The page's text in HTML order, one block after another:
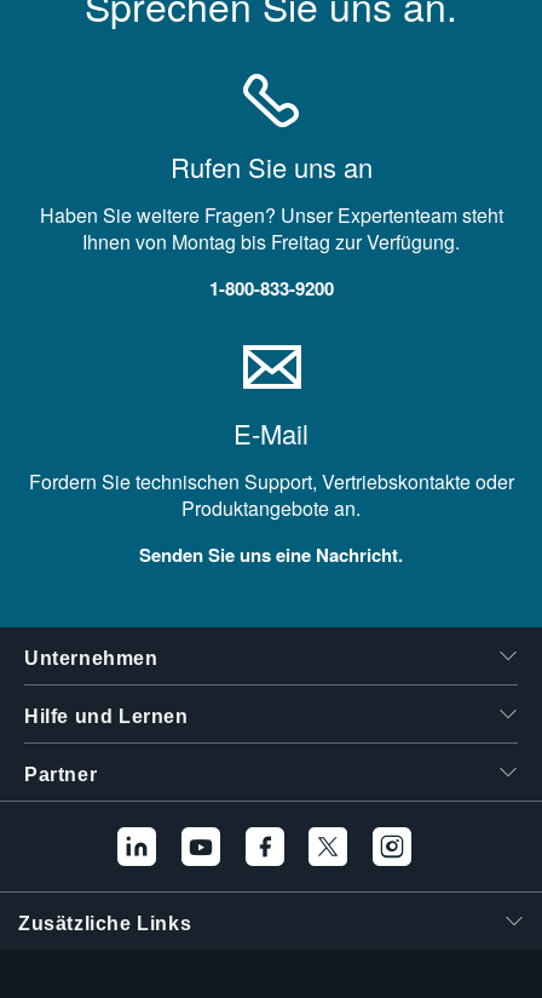
Rufen Sie uns an
Haben Sie weitere Fragen? Unser Expertenteam steht
Ihnen von Montag bis Freitag zur Verfügung.
1-800-833-9200
E-Mail
Fordern Sie technischen Support, Vertriebskontakte oder
Produktangebote an.
Senden Sie uns eine Nachricht.
Unternehmen
Hilfe und Lernen
Partner
Zusätzliche Links